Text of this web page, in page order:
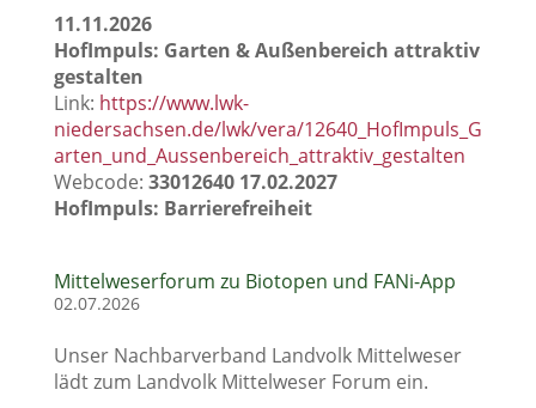
11.11.2026
HofImpuls: Garten & Außenbereich attraktiv
gestalten
Link: https://www.lwk-
niedersachsen.de/lwk/vera/12640_HofImpuls_G
arten_und_Aussenbereich_attraktiv_gestalten
Webcode: 33012640 17.02.2027
HofImpuls: Barrierefreiheit
Mittelweserforum zu Biotopen und FANi-App
02.07.2026
Unser Nachbarverband Landvolk Mittelweser
lädt zum Landvolk Mittelweser Forum ein.